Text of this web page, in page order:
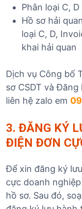
Phân loại C, D
Hồ sơ hải
loại C, D,
khai hải quan
Dịch vụ Công bố
sơ CSDT và Đăng
liên hệ zalo em
3. ĐĂNG KÝ
ĐIỆN ĐƠN
Để xin đăng ký
cực doanh
hồ sơ. Sau đó,